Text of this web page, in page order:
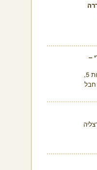
–
שדרות המלאכות 5,
חבל